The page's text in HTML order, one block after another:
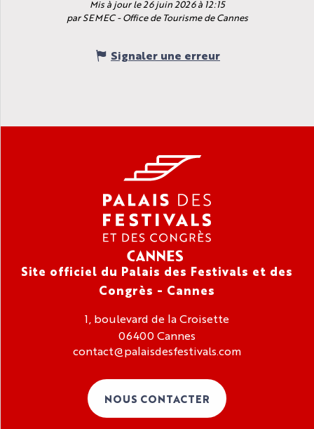
Mis à jour le 26 juin 2026 à 12:15
par SEMEC - Office de Tourisme de Cannes
Signaler une erreur
Site officiel du Palais des Festivals et des
Congrès - Cannes
1, boulevard de la Croisette
06400 Cannes
contact@palaisdesfestivals.com
NOUS CONTACTER